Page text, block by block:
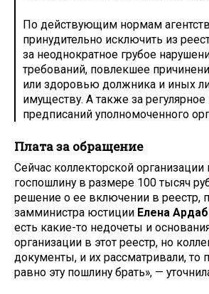
По действующим нормам
принудительно исключить из
за неоднократное грубое
требований, повлекшее
или здоровью должника и иных
имуществу. А также за
предписаний уполномоченного
Плата за обращение
Сейчас коллекторской организации
госпошлину в размере 100 тысяч
решение о ее включении в реестр,
замминистра юстиции Елена
есть какие-то недочеты и
организации в этот реестр, но
документы, и их рассматривали, то
равно эту пошлину брать», —